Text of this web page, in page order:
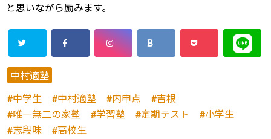
と思いながら励みます。
中村適塾
中学生
中村適塾 内申点
吉根
唯一無二の家塾
学習塾 定期テスト
小学生
志段味
高校生